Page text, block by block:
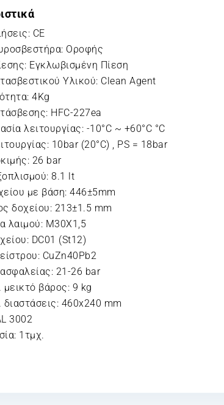
CE
Οροφής
Εγκλωβισμένη Πίεση
Υλικού: Clean Agent
4Kg
HFC-227ea
λειτουργίας: -10°C ~ +60°C °C
10bar (20°C) , PS = 18bar
26 bar
8.1 lt
με βάση: 446±5mm
δοχείου: 213±1.5 mm
λαιμού: Μ30Χ1,5
DC01 (St12)
CuZn40Pb2
21-26 bar
μεικτό βάρος: 9 kg
διαστάσεις: 460x240 mm
3002
1τμχ.